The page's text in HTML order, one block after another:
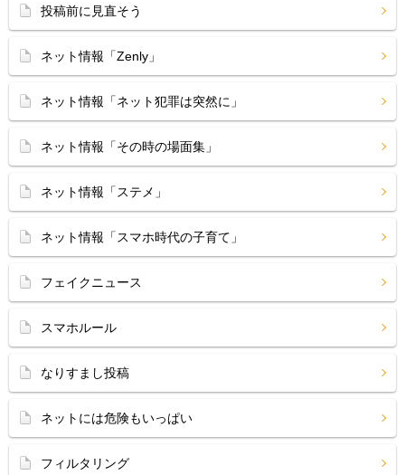
投稿前に見直そう
ネット情報「Zenly」
ネット情報「ネット犯罪は突然に」
ネット情報「その時の場面集」
ネット情報「ステメ」
ネット情報「スマホ時代の子育て」
フェイクニュース
スマホルール
なりすまし投稿
ネットには危険もいっぱい
フィルタリング